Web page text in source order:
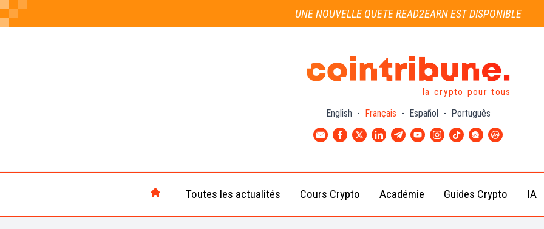
UNE NOUVELLE QUÊTE READ2EARN EST DISPONIBLE
la crypto pour tous
English - Français - Español - Português
Toutes les actualités
Crypto
Cours Crypto
(BTC)
Académie
Débutant
Intermédiaire
Guides Crypto IA